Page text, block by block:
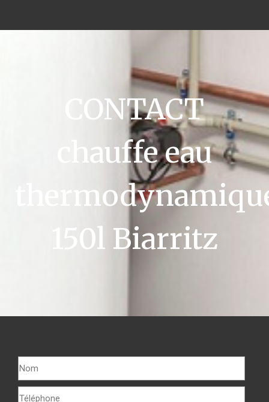
CONTACT
chauffe eau
150l Biarritz